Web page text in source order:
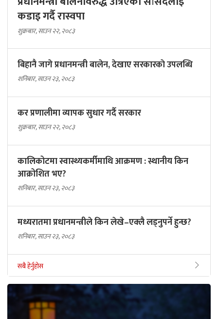
कडाइ गर्दै रास्वपा
शुक्रबार, साउन २२, २०८३
बिहानै जागे प्रधानमन्त्री बालेन, देखाए सरकारकाे उपलब्धि
शनिबार, साउन २३, २०८३
कर प्रणालीमा व्यापक सुधार गर्दै सरकार
शुक्रबार, साउन २२, २०८३
कालिकोटमा स्वास्थ्यकर्मीमाथि आक्रमण : स्थानीय किन
आक्रोशित भए?
शनिबार, साउन २३, २०८३
मध्यरातमा प्रधानमन्त्रीले किन लेखे–एक्लै लड्नुपर्ने हुन्छ?
शनिबार, साउन २३, २०८३
सबै हेर्नुहोस